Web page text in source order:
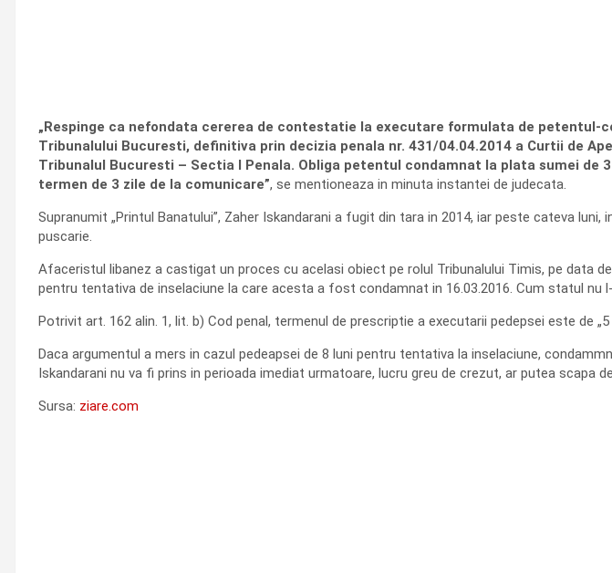
„Respinge ca nefondata cererea de contestatie la executare formulata de petentul-
Tribunalului Bucuresti, definitiva prin decizia penala nr. 431/04.04.2014 a Curtii de
Tribunalul Bucuresti – Sectia I Penala. Obliga petentul condamnat la plata sumei
termen de 3 zile de la comunicare”, se mentioneaza in minuta instantei de judecata.
Supranumit „Printul Banatului”, Zaher Iskandarani a fugit din tara in 2014, iar peste cateva
puscarie.
Afaceristul libanez a castigat un proces cu acelasi obiect pe rolul Tribunalului Timis, pe data
pentru tentativa de inselaciune la care acesta a fost condamnat in 16.03.2016. Cum statul nu
Potrivit art. 162 alin. 1, lit. b) Cod penal, termenul de prescriptie a executarii pedepsei este de
Daca argumentul a mers in cazul pedeapsei de 8 luni pentru tentativa la inselaciune,
Iskandarani nu va fi prins in perioada imediat urmatoare, lucru greu de crezut, ar putea scapa
Sursa: ziare.com